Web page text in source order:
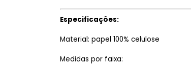
Especificações:
Material: papel 100% celulose
Medidas por faixa: